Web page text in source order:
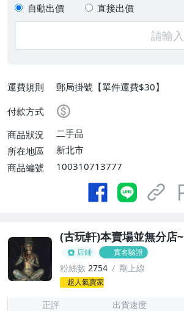
自動出價 直接出價
運費規則
郵局掛號【單件運費$30】
付款方式
商品狀況
二手品
所在地區
新北市
商品編號
100310713777
(古玩軒)本賣場並無分店~
店鋪 實名驗證
粉絲數 2754 剛上線
超人氣賣家
正評 出貨速度